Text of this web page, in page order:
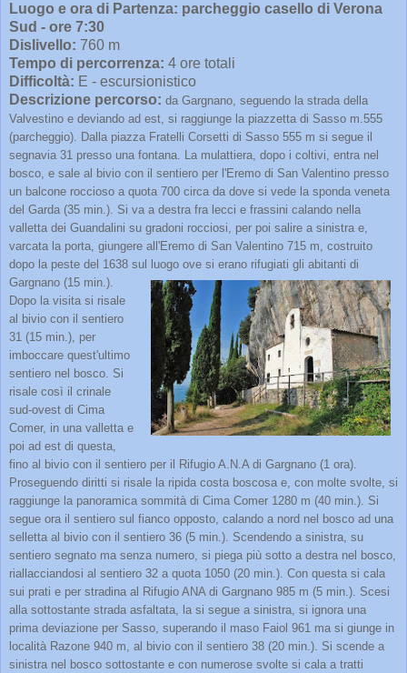
Luogo e ora di Partenza: parcheggio casello di Verona
Sud - ore 7:30
Dislivello: 760 m
Tempo di percorrenza: 4 ore totali
Difficoltà: E - escursionistico
Descrizione percorso: da Gargnano, seguendo la strada della
Valvestino e deviando ad est, si raggiunge la piazzetta di Sasso m.555
(parcheggio). Dalla piazza Fratelli Corsetti di Sasso 555 m si segue il
segnavia 31 presso una fontana. La mulattiera, dopo i coltivi, entra nel
bosco, e sale al bivio con il sentiero per l'Eremo di San Valentino presso
un balcone roccioso a quota 700 circa da dove si vede la sponda veneta
del Garda (35 min.). Si va a destra fra lecci e frassini calando nella
valletta dei Guandalini su gradoni rocciosi, per poi salire a sinistra e,
varcata la porta, giungere all'Eremo di San Valentino 715 m, costruito
dopo la peste del 1638 sul
luogo ove si erano rifugiati gli abitanti di
Gargnano (15 min.).
Dopo la visita si risale
al bivio con il sentiero
31 (15 min.), per
imboccare quest'ultimo
sentiero nel bosco. Si
risale così il crinale
sud-ovest di Cima
Comer, in una valletta e
poi ad est di questa,
fino al bivio con il sentiero per il Rifugio A.N.A di Gargnano (1 ora).
Proseguendo diritti si risale la ripida costa boscosa e, con molte svolte, si
raggiunge la panoramica sommità di Cima Comer 1280 m (40 min.). Si
segue ora il sentiero sul fianco opposto, calando a nord nel bosco ad una
selletta al bivio con il sentiero 36 (5 min.). Scendendo a sinistra, su
sentiero segnato ma senza numero, si piega più sotto a destra nel bosco,
riallacciandosi al sentiero 32 a quota 1050 (20 min.). Con questa si cala
sui prati e per stradina al Rifugio ANA di Gargnano 985 m (5 min.). Scesi
alla sottostante strada asfaltata, la si segue a sinistra, si ignora una
prima deviazione per Sasso, superando il maso Faiol 961 ma si giunge in
località Razone 940 m, al bivio con il sentiero 38 (20 min.). Si scende a
sinistra nel bosco sottostante e con numerose svolte si cala a tratti